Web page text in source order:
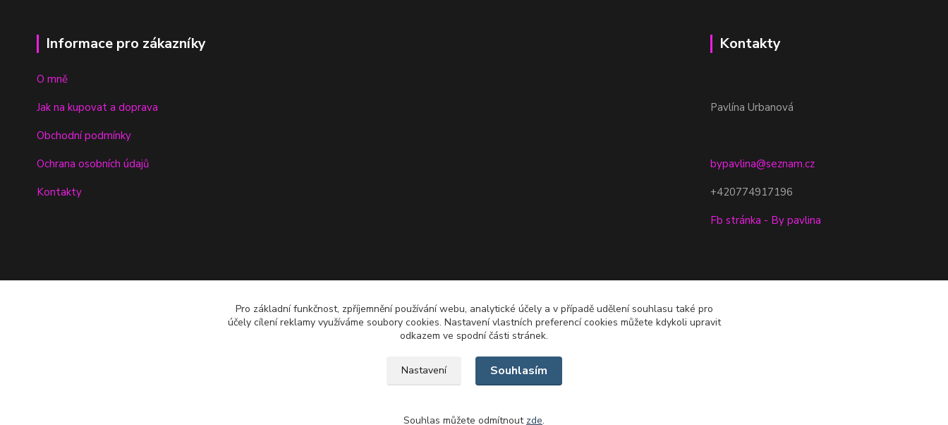
Informace pro zákazníky
O mně
Jak na kupovat a doprava
Obchodní podmínky
Ochrana osobních údajů
Kontakty
Kontakty
Pavlína Urbanová
bypavlina@seznam.cz
+420774917196
Fb stránka - By pavlina
Pro základní funkčnost, zpříjemnění používání webu, analytické účely a v případě udělení souhlasu také pro
účely cílení reklamy využíváme soubory cookies. Nastavení vlastních preferencí cookies můžete kdykoli upravit
odkazem ve spodní části stránek.
Nastavení Souhlasím
Souhlas můžete odmítnout zde.